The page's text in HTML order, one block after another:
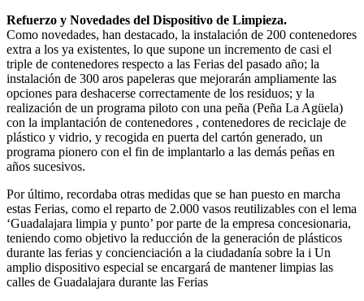
Refuerzo y Novedades del Dispositivo de Limpieza.
Como novedades, han destacado, la instalación de 200 contenedores
extra a los ya existentes, lo que supone un incremento de casi el
triple de contenedores respecto a las Ferias del pasado año; la
instalación de 300 aros papeleras que mejorarán ampliamente las
opciones para deshacerse correctamente de los residuos; y la
realización de un programa piloto con una peña (Peña La Agüela)
con la implantación de contenedores , contenedores de reciclaje de
plástico y vidrio, y recogida en puerta del cartón generado, un
programa pionero con el fin de implantarlo a las demás peñas en
años sucesivos.
Por último, recordaba otras medidas que se han puesto en marcha
estas Ferias, como el reparto de 2.000 vasos reutilizables con el lema
‘Guadalajara limpia y punto’ por parte de la empresa concesionaria,
teniendo como objetivo la reducción de la generación de plásticos
durante las ferias y concienciación a la ciudadanía sobre la i Un
amplio dispositivo especial se encargará de mantener limpias las
calles de Guadalajara durante las Ferias